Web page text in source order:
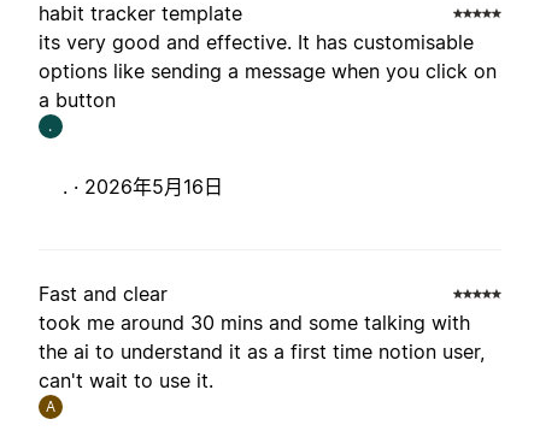
habit tracker template
its very good and effective. It has customisable
options like sending a message when you click on
a button
.
. · 2026年5月16日
Fast and clear
took me around 30 mins and some talking with
the ai to understand it as a first time notion user,
can't wait to use it.
A